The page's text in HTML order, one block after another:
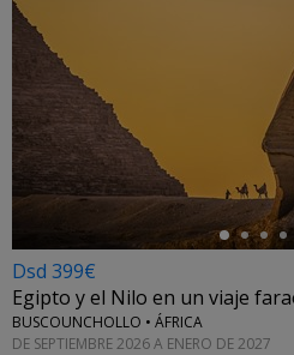
Dsd 399€
Egipto y el Nilo en un viaje
BUSCOUNCHOLLO • ÁFRICA
DE SEPTIEMBRE 2026 A ENERO DE 2027